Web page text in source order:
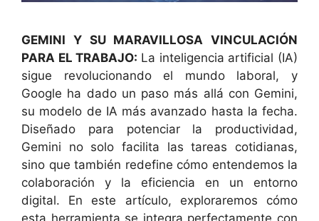
GEMINI Y SU MARAVILLOSA VINCULACIÓN
PARA EL TRABAJO: La inteligencia artificial (IA)
sigue revolucionando el mundo laboral, y
Google ha dado un paso más allá con Gemini,
su modelo de IA más avanzado hasta la fecha.
Diseñado para potenciar la productividad,
Gemini no solo facilita las tareas cotidianas,
sino que también redefine cómo entendemos la
colaboración y la eficiencia en un entorno
digital. En este artículo, exploraremos cómo